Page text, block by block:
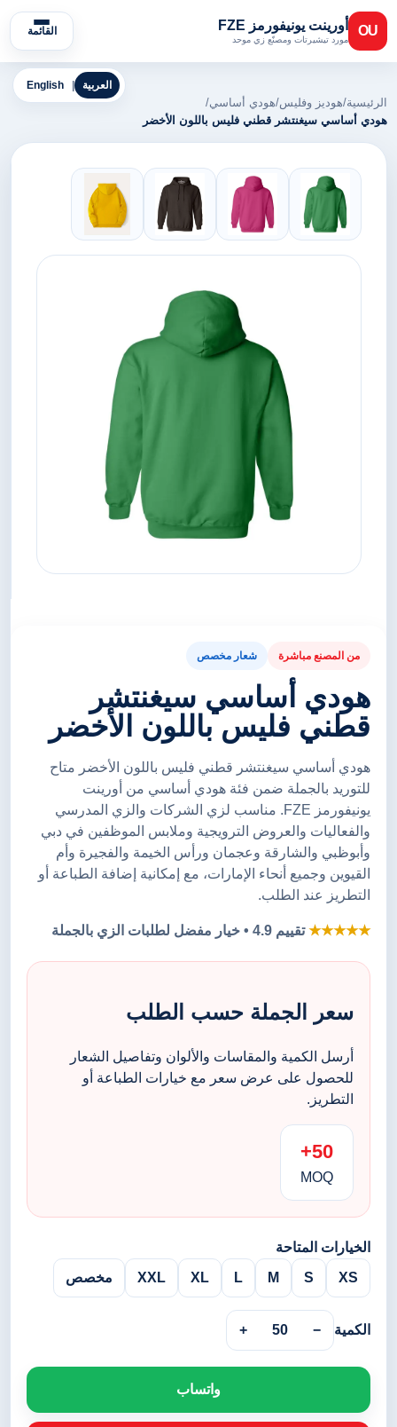
OU أورينت يونيفورمز FZE
مورد تيشيرتات ومصنّع زي موحد
القائمة
English العربية
الرئيسية/هوديز وفليس/هودي أساسي/
هودي أساسي سيغنتشر قطني فليس باللون الأخضر
من المصنع مباشرة شعار مخصص
هودي أساسي سيغنتشر
قطني فليس باللون الأخضر
هودي أساسي سيغنتشر قطني فليس باللون الأخضر متاح
للتوريد بالجملة ضمن فئة هودي أساسي من أورينت
يونيفورمز FZE. مناسب لزي الشركات والزي المدرسي
والفعاليات والعروض الترويجية وملابس الموظفين في دبي
وأبوظبي والشارقة وعجمان ورأس الخيمة والفجيرة وأم
القيوين وجميع أنحاء الإمارات، مع إمكانية إضافة الطباعة أو
التطريز عند الطلب.
★★★★★تقييم 4.9 • خيار مفضل لطلبات الزي بالجملة
سعر الجملة حسب الطلب
أرسل الكمية والمقاسات والألوان وتفاصيل الشعار
للحصول على عرض سعر مع خيارات الطباعة أو
التطريز.
50+
MOQ
الخيارات المتاحة
XS
S
M
L
XL
XXL مخصص
الكمية −
50
+
واتساب